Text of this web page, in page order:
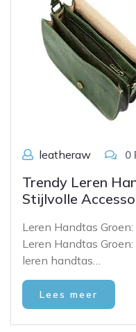
leatheraw 0
Trendy Leren
Stijlvolle
Leren Handtas
Leren Handtas
leren handtas…
Lees meer